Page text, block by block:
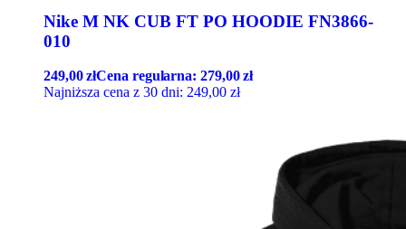
Nike M NK CUB FT PO HOODIE FN3866-
010
249,00złCena regularna:279,00zł
Najniższa cena z 30 dni: 249,00 zł